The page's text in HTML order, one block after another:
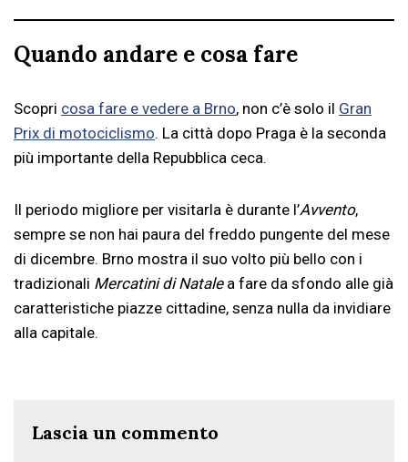
Quando andare e cosa fare
Scopri cosa fare e vedere a Brno, non c’è solo il Gran
Prix di motociclismo. La città dopo Praga è la seconda
più importante della Repubblica ceca.
Il periodo migliore per visitarla è durante l’Avvento,
sempre se non hai paura del freddo pungente del mese
di dicembre. Brno mostra il suo volto più bello con i
tradizionali Mercatini di Natalea fare da sfondo alle già
caratteristiche piazze cittadine, senza nulla da invidiare
alla capitale.
Lascia un commento